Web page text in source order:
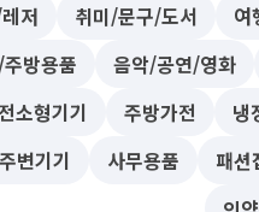
저
취미/문구/도서 여
방용품
음악/공연/영화
소형기기
주방가전 냉
변기기
사무용품 패션